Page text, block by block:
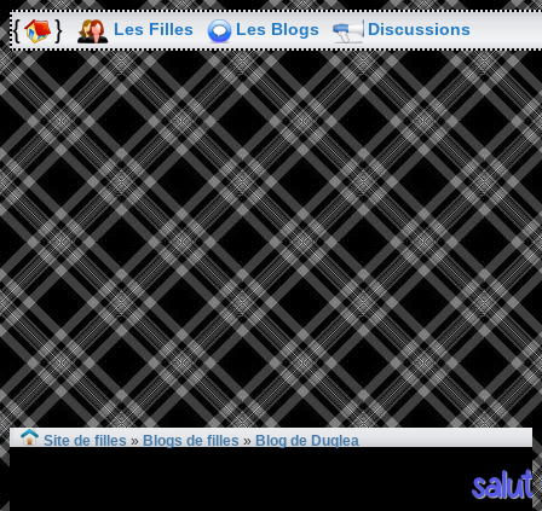
Les Filles Les Blogs Discussions
Site de filles » Blogs de filles » Blog de Duqlea
salut